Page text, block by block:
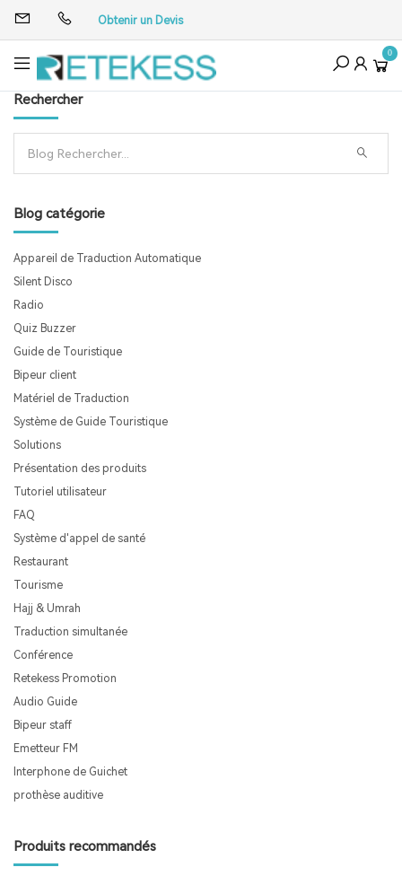
Obtenir un Devis
0
Rechercher
Blog catégorie
Appareil de Traduction Automatique
Silent Disco
Radio
Quiz Buzzer
Guide de Touristique
Bipeur client
Matériel de Traduction
Système de Guide Touristique
Solutions
Présentation des produits
Tutoriel utilisateur
FAQ
Système d'appel de santé
Restaurant
Tourisme
Hajj & Umrah
Traduction simultanée
Conférence
Retekess Promotion
Audio Guide
Bipeur staff
Emetteur FM
Interphone de Guichet
prothèse auditive
Produits recommandés